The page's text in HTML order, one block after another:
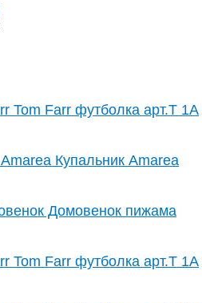
Tom Farr футболка арт.T 1A
Купальник Amarea
Домовенок пижама
Tom Farr футболка арт.T 1A